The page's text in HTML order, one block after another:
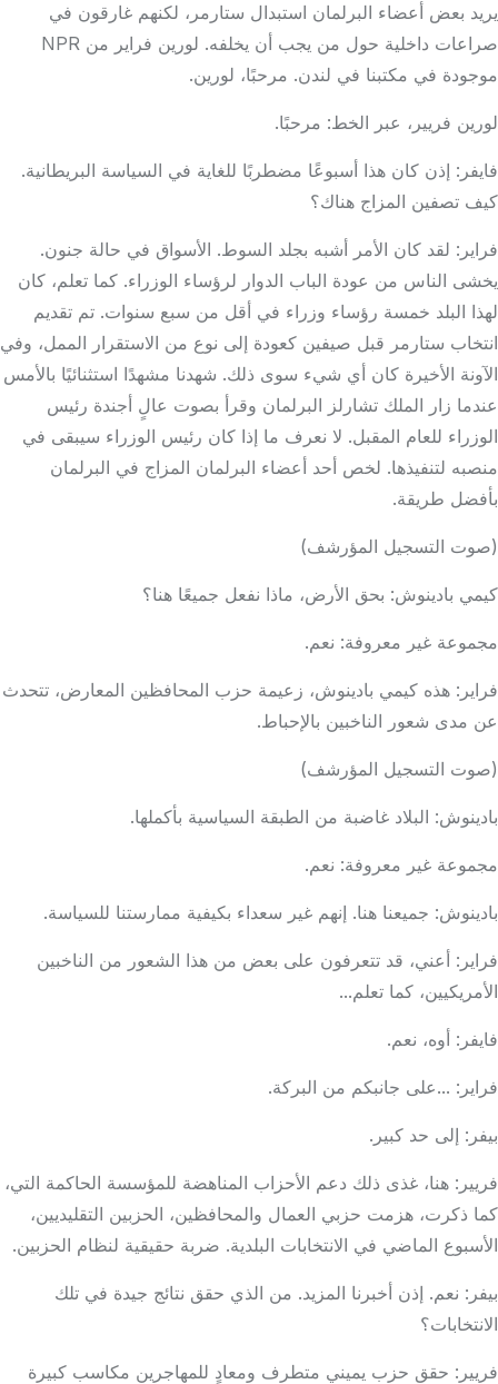
يريد بعض أعضاء البرلمان استبدال ستارمر، لكنهم غارقون في
صراعات داخلية حول من يجب أن يخلفه. لورين فراير من NPR
موجودة في مكتبنا في لندن. مرحبًا، لورين.
لورين فريير، عبر الخط: مرحبًا.
فايفر: إذن كان هذا أسبوعًا مضطربًا للغاية في السياسة البريطانية.
كيف تصفين المزاج هناك؟
فراير: لقد كان الأمر أشبه بجلد السوط. الأسواق في حالة جنون.
يخشى الناس من عودة الباب الدوار لرؤساء الوزراء. كما تعلم، كان
لهذا البلد خمسة رؤساء وزراء في أقل من سبع سنوات. تم تقديم
انتخاب ستارمر قبل صيفين كعودة إلى نوع من الاستقرار الممل، وفي
الآونة الأخيرة كان أي شيء سوى ذلك. شهدنا مشهدًا استثنائيًا بالأمس
عندما زار الملك تشارلز البرلمان وقرأ بصوت عالٍ أجندة رئيس
الوزراء للعام المقبل. لا نعرف ما إذا كان رئيس الوزراء سيبقى في
منصبه لتنفيذها. لخص أحد أعضاء البرلمان المزاج في البرلمان
بأفضل طريقة.
(صوت التسجيل المؤرشف)
كيمي بادينوش: بحق الأرض، ماذا نفعل جميعًا هنا؟
مجموعة غير معروفة: نعم.
فراير: هذه كيمي بادينوش، زعيمة حزب المحافظين المعارض، تتحدث
عن مدى شعور الناخبين بالإحباط.
(صوت التسجيل المؤرشف)
بادينوش: البلاد غاضبة من الطبقة السياسية بأكملها.
مجموعة غير معروفة: نعم.
بادينوش: جميعنا هنا. إنهم غير سعداء بكيفية ممارستنا للسياسة.
فراير: أعني، قد تتعرفون على بعض من هذا الشعور من الناخبين
الأمريكيين، كما تعلم...
فايفر: أوه، نعم.
فراير: ...على جانبكم من البركة.
بيفر: إلى حد كبير.
فريير: هنا، غذى ذلك دعم الأحزاب المناهضة للمؤسسة الحاكمة التي،
كما ذكرت، هزمت حزبي العمال والمحافظين، الحزبين التقليديين،
الأسبوع الماضي في الانتخابات البلدية. ضربة حقيقية لنظام الحزبين.
بيفر: نعم. إذن أخبرنا المزيد. من الذي حقق نتائج جيدة في تلك
الانتخابات؟
فريير: حقق حزب يميني متطرف ومعادٍ للمهاجرين مكاسب كبيرة